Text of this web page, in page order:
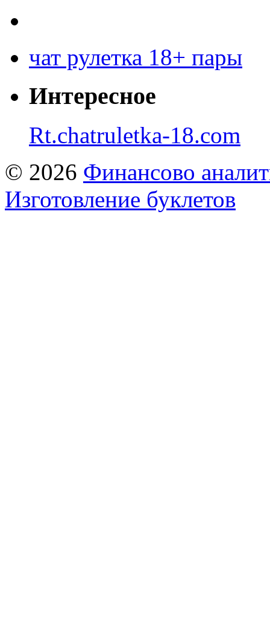
чат рулетка 18+ пары
Интересное
Rt.chatruletka-18.com
© 2026 Финансово
Изготовление буклетов